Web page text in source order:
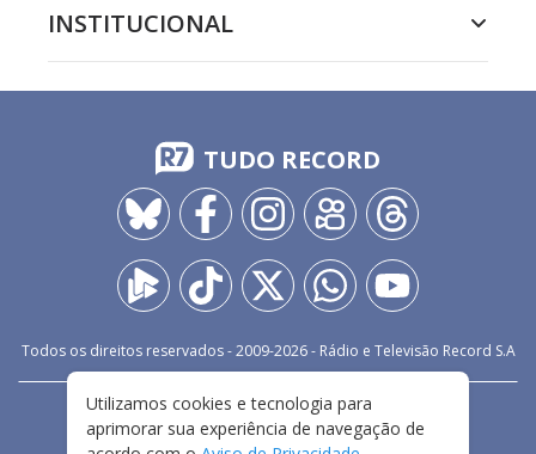
INSTITUCIONAL
TUDO RECORD
Todos os direitos reservados - 2009-2026- Rádio e Televisão Record S.A
FALE CONOSCO
PRIVACIDADE
TERMOS E CONDIÇÕES DE USO
Utilizamos cookies e tecnologia para
aprimorar sua experiência de navegação de